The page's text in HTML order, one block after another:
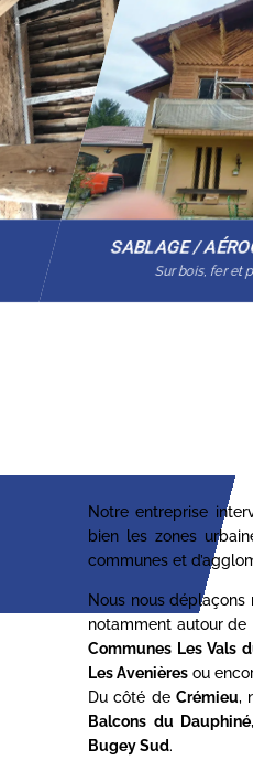
SABLAGE /
Sur bois, fer et
Notre entreprise
bien les zones
communes et
Nous nous
notamment autour de
Communes Les Vals
Les Avenièresou
Du côté de Crémieu,
Balcons du Dauphiné
Bugey Sud.